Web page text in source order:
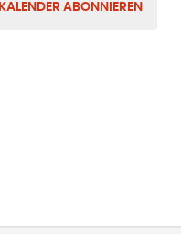
KALENDER ABONNIEREN